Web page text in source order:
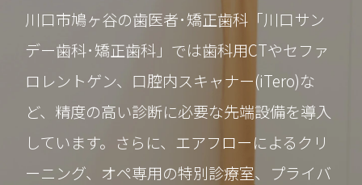
川口市鳩ヶ谷の歯医者･矯正歯科「川口サン
デー歯科･矯正歯科」では歯科用CTやセファ
ロレントゲン、口腔内スキャナー(iTero)な
ど、精度の高い診断に必要な先端設備を導入
しています。さらに、エアフローによるクリ
ーニング、オペ専用の特別診療室、プライバ